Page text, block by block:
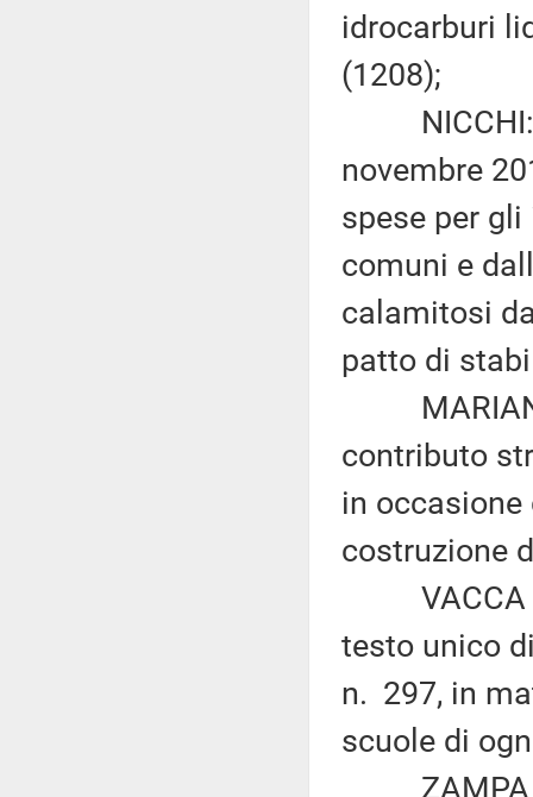
idrocarburi
(1208);
NICCHI:
novembre
spese per
comuni e
calamitosi
patto di
MARIANI
contributo
in
costruzione
VACCA
testo unico
n. 297, in
scuole di
ZAMPA e